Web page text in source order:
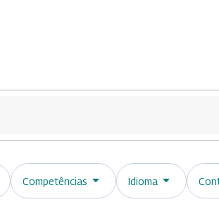
Competências Idioma